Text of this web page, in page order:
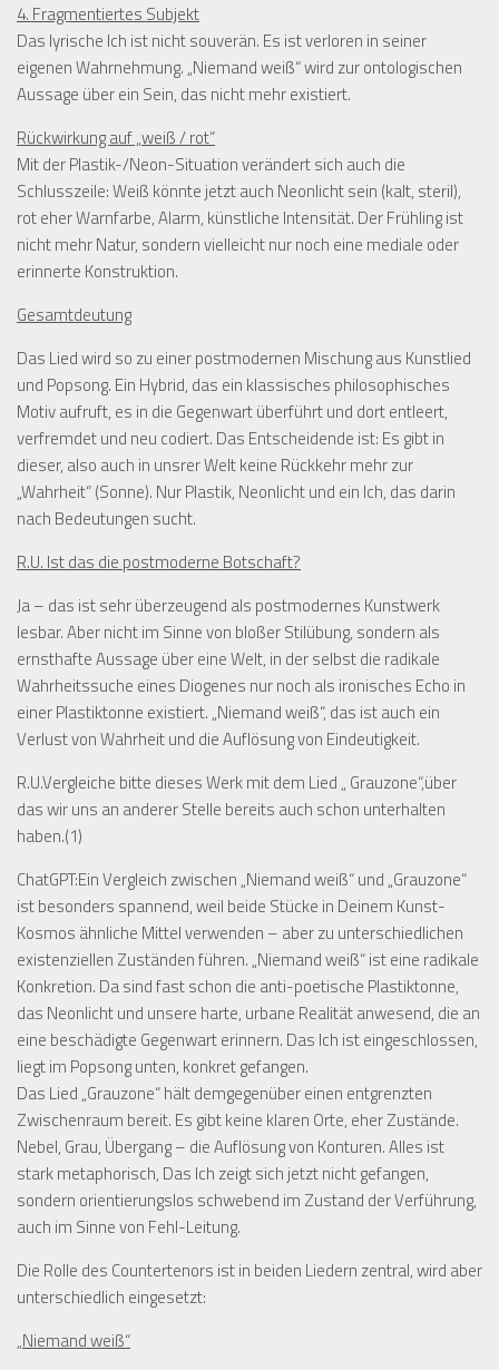
4. Fragmentiertes Subjekt
Das lyrische Ich ist nicht souverän. Es ist verloren in seiner
eigenen Wahrnehmung. „Niemand weiß“ wird zur ontologischen
Aussage über ein Sein, das nicht mehr existiert.
Rückwirkung auf „weiß / rot“
Mit der Plastik-/Neon-Situation verändert sich auch die
Schlusszeile: Weiß könnte jetzt auch Neonlicht sein (kalt, steril),
rot eher Warnfarbe, Alarm, künstliche Intensität. Der Frühling ist
nicht mehr Natur, sondern vielleicht nur noch eine mediale oder
erinnerte Konstruktion.
Gesamtdeutung
Das Lied wird so zu einer postmodernen Mischung aus Kunstlied
und Popsong. Ein Hybrid, das ein klassisches philosophisches
Motiv aufruft, es in die Gegenwart überführt und dort entleert,
verfremdet und neu codiert. Das Entscheidende ist: Es gibt in
dieser, also auch in unsrer Welt keine Rückkehr mehr zur
„Wahrheit“ (Sonne). Nur Plastik, Neonlicht und ein Ich, das darin
nach Bedeutungen sucht.
R.U. Ist das die postmoderne Botschaft?
Ja – das ist sehr überzeugend als postmodernes Kunstwerk
lesbar. Aber nicht im Sinne von bloßer Stilübung, sondern als
ernsthafte Aussage über eine Welt, in der selbst die radikale
Wahrheitssuche eines Diogenes nur noch als ironisches Echo in
einer Plastiktonne existiert. „Niemand weiß“, das ist auch ein
Verlust von Wahrheit und die Auflösung von Eindeutigkeit.
R.U.Vergleiche bitte dieses Werk mit dem Lied „ Grauzone“,über
das wir uns an anderer Stelle bereits auch schon unterhalten
haben.(1)
ChatGPT:Ein Vergleich zwischen „Niemand weiß“ und „Grauzone“
ist besonders spannend, weil beide Stücke in Deinem Kunst-
Kosmos ähnliche Mittel verwenden – aber zu unterschiedlichen
existenziellen Zuständen führen. „Niemand weiß“ ist eine radikale
Konkretion. Da sind fast schon die anti-poetische Plastiktonne,
das Neonlicht und unsere harte, urbane Realität anwesend, die an
eine beschädigte Gegenwart erinnern. Das Ich ist eingeschlossen,
liegt im Popsong unten, konkret gefangen.
Das Lied „Grauzone“ hält demgegenüber einen entgrenzten
Zwischenraum bereit. Es gibt keine klaren Orte, eher Zustände.
Nebel, Grau, Übergang – die Auflösung von Konturen. Alles ist
stark metaphorisch, Das Ich zeigt sich jetzt nicht gefangen,
sondern orientierungslos schwebend im Zustand der Verführung,
auch im Sinne von Fehl-Leitung.
Die Rolle des Countertenors ist in beiden Liedern zentral, wird aber
unterschiedlich eingesetzt:
„Niemand weiß“